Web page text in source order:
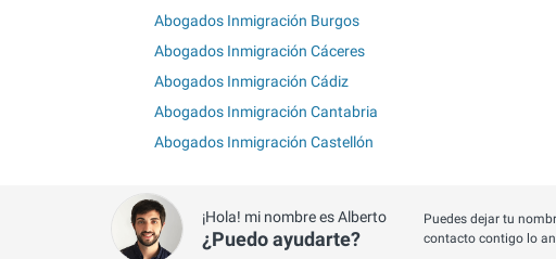
Abogados Inmigración Burgos
Abogados Inmigración Cáceres
Abogados Inmigración Cádiz
Abogados Inmigración Cantabria
Abogados Inmigración Castellón
¡Hola! mi nombre es Alberto
¿Puedo ayudarte?
Puedes dejar tu
contacto contigo lo